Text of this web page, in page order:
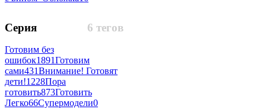
6 тегов
Серия
Готовим без
ошибок1891Готовим
сами431Внимание! Готовят
дети!1228Пора
готовить873Готовить
Легко66Супермодели0